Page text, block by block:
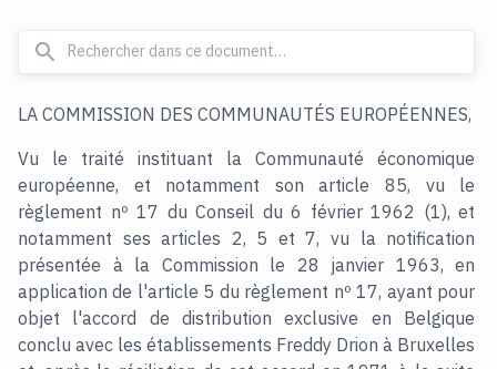
LA COMMISSION DES COMMUNAUTÉS EUROPÉENNES,
Vu le traité instituant la Communauté économique
européenne, et notamment son article 85, vu le
règlement nº 17 du Conseil du 6 février 1962 (1), et
notamment ses articles 2, 5 et 7, vu la notification
présentée à la Commission le 28 janvier 1963, en
application de l'article 5 du règlement nº 17, ayant pour
objet l'accord de distribution exclusive en Belgique
conclu avec les établissements Freddy Drion à Bruxelles